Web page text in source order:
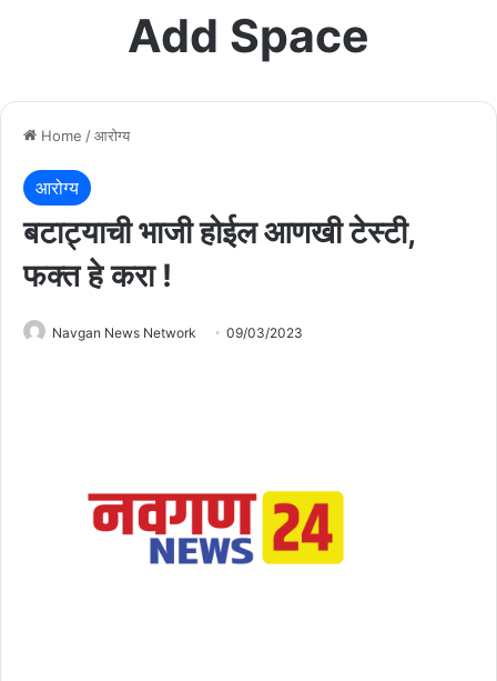
Add Space
Home /आरोग्य
आरोग्य
बटाट्याची भाजी होईल आणखी टेस्टी,
फक्त हे करा !
Navgan News Network 09/03/2023